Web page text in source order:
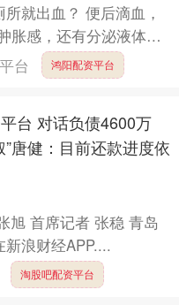
就出血？ 便后滴血，
胀感，还有分泌液体流
底是怎么回事呢？ 这
台 鸿阳配资平台
台 对话负债4600万
”唐健：目前还款进度依
旭 首席记者 张稳 青岛
浪财经APP....
淘股吧配资平台